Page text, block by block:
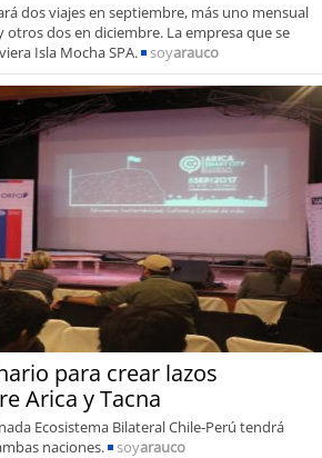
dos viajes en septiembre, más uno mensual
dos en diciembre. La empresa que se
Isla Mocha SPA.
soyarauco
para crear lazos
Arica y Tacna
Ecosistema Bilateral Chile-Perú tendrá
naciones.
soyarauco